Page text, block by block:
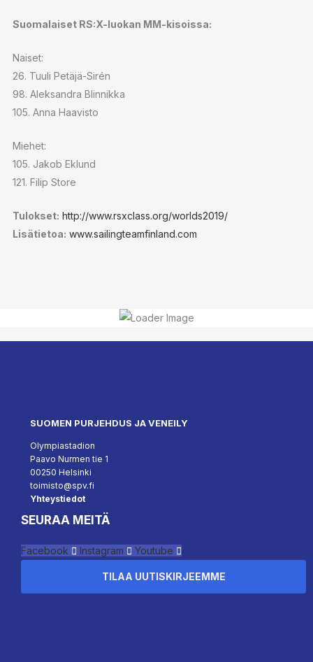
Suomalaiset RS:X-luokan MM-kisoissa:
Naiset:
26. Tuuli Petäjä-Sirén
98. Aleksandra Blinnikka
105. Anna Haavisto
Miehet:
105. Jakob Eklund
121. Filip Store
Tulokset: http://www.rsxclass.org/worlds2019/
Lisätietoa: www.sailingteamfinland.com
SUOMEN PURJEHDUS JA VENEILY
Olympiastadion
Paavo Nurmen tie 1
00250 Helsinki
toimisto@spv.fi
Yhteystiedot
SEURAA MEITÄ
Facebook Instagram Youtube
TILAA UUTISKIRJEEMME